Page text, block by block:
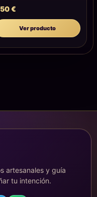
€
Ver producto
artesanales y guía
tu intención.